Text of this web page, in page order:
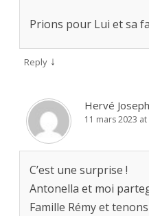
Prions pour Lui et sa
Reply ↓
Hervé
11 mars 2023
C’est une surprise !
Antonella et moi
Famille Rémy et